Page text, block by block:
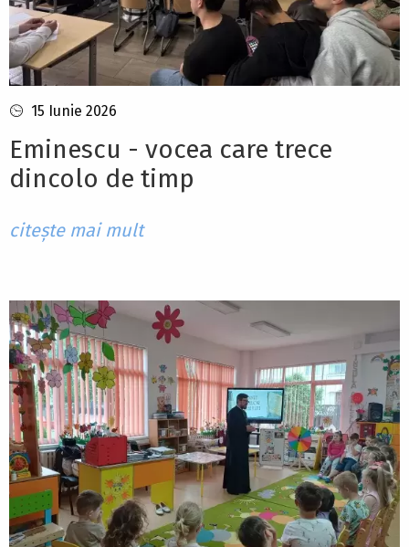
15 Iunie 2026
Eminescu - vocea care trece
dincolo de timp
citește mai mult